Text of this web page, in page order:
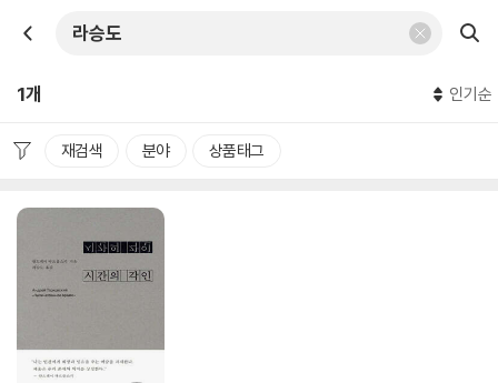
1개 인기순
재검색 분야 상품태그